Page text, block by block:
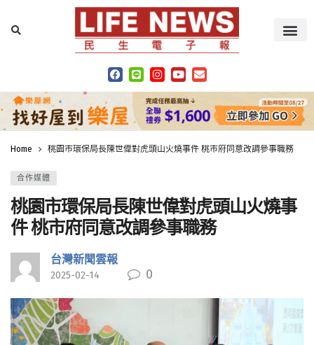
Home 桃園市環保局長陳世偉對虎頭山火燒事件 桃市府同意改調參事職務
合作媒體
桃園市環保局長陳世偉對虎頭山火燒事
件 桃市府同意改調參事職務
台灣新聞雲報
2025-02-14 0